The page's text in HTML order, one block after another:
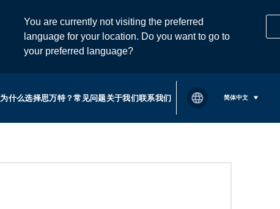
You are currently not visiting the preferred
language for your location. Do you want to go to
your preferred language?
为什么选择思万特？常见问题关于我们联系我们 简体中文